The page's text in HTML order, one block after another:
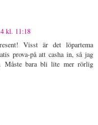
kl. 11:18
Visst är det löpartema
prova-på att casha in, så jag
Måste bara bli lite mer rörlig